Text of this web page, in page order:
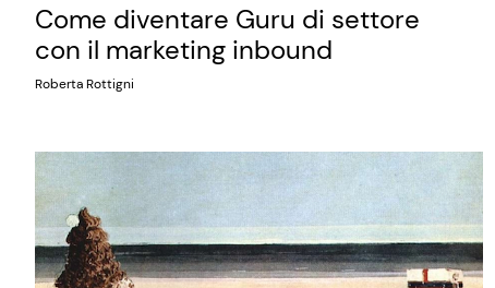
Come diventare Guru di settore
con il marketing inbound
Roberta Rottigni